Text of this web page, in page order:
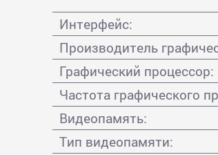
Интерфейс:
Производитель
Графический процессор:
Частота графического
Видеопамять:
Тип видеопамяти: